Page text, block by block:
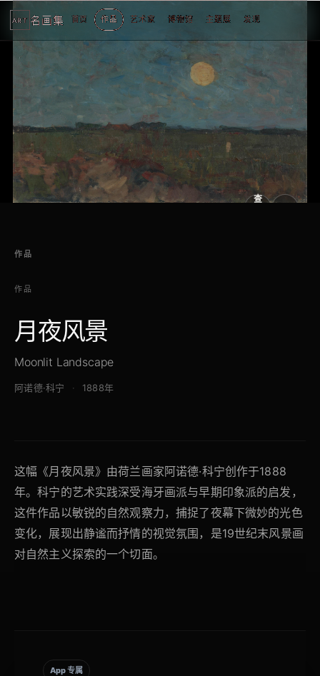
ART 名画集 首页 作品 艺术家 博物馆 主题展 发现
个
查
作品
作品
月夜风景
Moonlit Landscape
阿诺德·科宁 1888年
这幅《月夜风景》由荷兰画家阿诺德·科宁创作于1888
年。科宁的艺术实践深受海牙画派与早期印象派的启发，
这件作品以敏锐的自然观察力，捕捉了夜幕下微妙的光色
变化，展现出静谧而抒情的视觉氛围，是19世纪末风景画
对自然主义探索的一个切面。
App 专属